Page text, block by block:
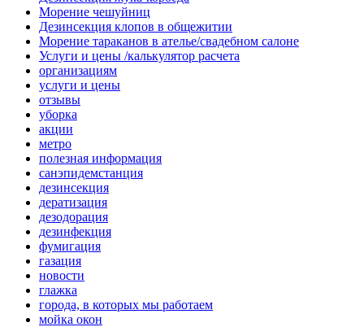
Морение чешуйниц
Дезинсекция клопов в общежитии
Морение тараканов в ателье/свадебном салоне
Услуги и цены /калькулятор расчета
организациям
услуги и цены
отзывы
уборка
акции
метро
полезная информация
санэпидемстанция
дезинсекция
дератизация
дезодорация
дезинфекция
фумигация
газация
новости
глажка
города, в которых мы работаем
мойка окон